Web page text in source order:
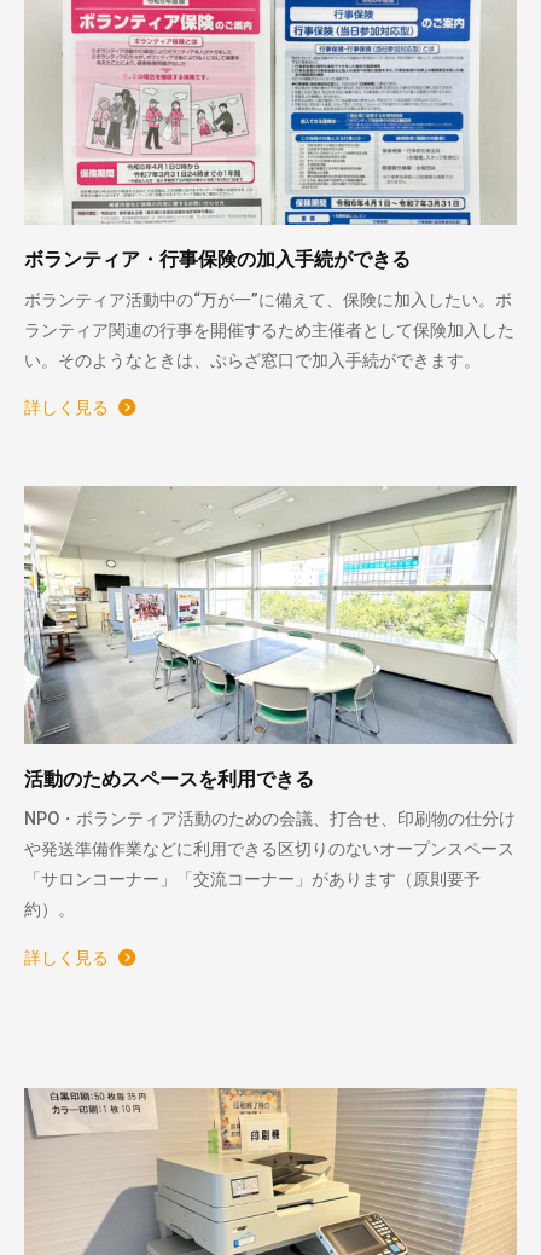
ボランティア・行事保険の加入手続ができる
ボランティア活動中の“万が一”に備えて、保険に加入したい。ボ
ランティア関連の行事を開催するため主催者として保険加入した
い。そのようなときは、ぷらざ窓口で加入手続ができます。
詳しく見る
活動のためスペースを利用できる
NPO・ボランティア活動のための会議、打合せ、印刷物の仕分け
や発送準備作業などに利用できる区切りのないオープンスペース
「サロンコーナー」「交流コーナー」があります（原則要予
約）。
詳しく見る